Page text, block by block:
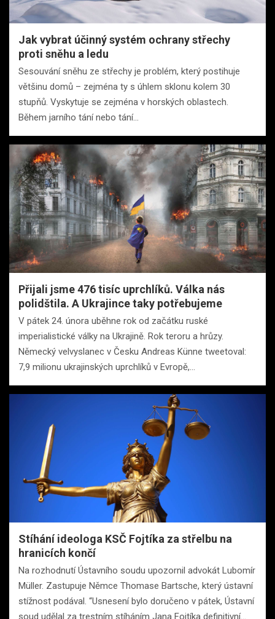
Jak vybrat účinný systém ochrany střechy
proti sněhu a ledu
Sesouvání sněhu ze střechy je problém, který postihuje
většinu domů – zejména ty s úhlem sklonu kolem 30
stupňů. Vyskytuje se zejména v horských oblastech.
Během jarního tání nebo tání…
Přijali jsme 476 tisíc uprchlíků. Válka nás
polidštila. A Ukrajince taky potřebujeme
V pátek 24. února uběhne rok od začátku ruské
imperialistické války na Ukrajině. Rok teroru a hrůzy.
Německý velvyslanec v Česku Andreas Künne tweetoval:
7,9 milionu ukrajinských uprchlíků v Evropě,…
Stíhání ideologa KSČ Fojtíka za střelbu na
hranicích končí
Na rozhodnutí Ústavního soudu upozornil advokát Lubomír
Müller. Zastupuje Němce Thomase Bartsche, který ústavní
stížnost podával. “Usnesení bylo doručeno v pátek, Ústavní
soud udělal za trestním stíháním Jana Fojtíka definitivní…